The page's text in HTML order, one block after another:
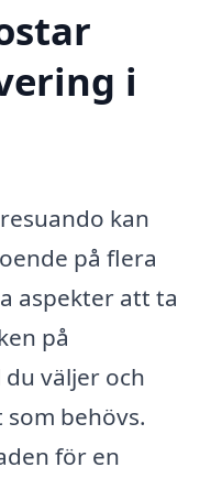
i
kan
på flera
aspekter att ta
på
väljer och
behövs.
för en